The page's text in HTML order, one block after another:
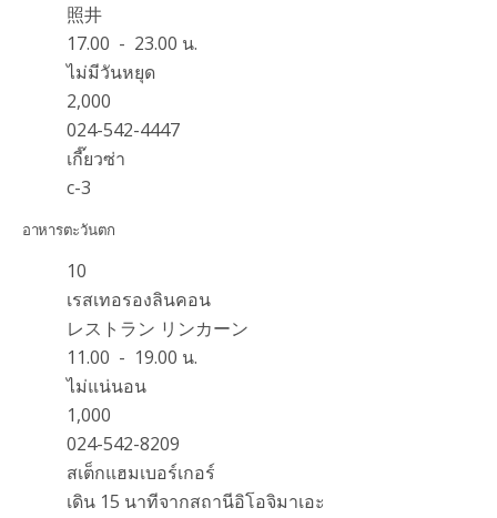
照井
17.00 - 23.00 น.
ไม่มีวันหยุด
2,000
024-542-4447
เกี๊ยวซ่า
c-3
อาหารตะวันตก
10
เรสเทอรองลินคอน
レストラン リンカーン
11.00 - 19.00 น.
ไม่แน่นอน
1,000
024-542-8209
สเต็กแฮมเบอร์เกอร์
เดิน 15 นาทีจากสถานีอิโอจิมาเอะ